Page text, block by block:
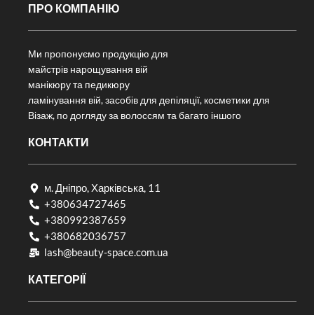
ПРО КОМПАНІЮ
Ми пропонуємо продукцію для
майстрів нарощування вій
манікюру та педикюру
ламінування вій, засобів для депіляції, косметики для
Візаж, по догляду за волоссям та багато іншого
КОНТАКТИ
м. Дніпро, Харківська, 11
+380634727465
+380992387659
+380682036757​
lash@beauty-space.com.ua
КАТЕГОРІЇ